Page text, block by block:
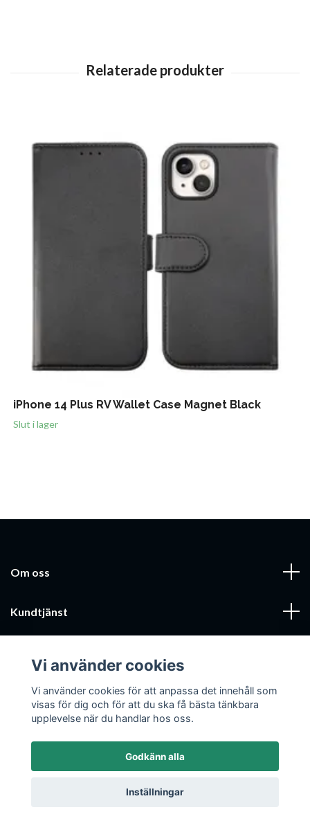
iPhone 14 Plus RV Wallet Case Magnet Black
Slut i lager
Om oss
Kundtjänst
Sociala medier
© 2026 Mobilcenter Jönköping AB
Vi använder cookies
Vi använder cookies för att anpassa det innehåll som
visas för dig och för att du ska få bästa tänkbara
upplevelse när du handlar hos oss.
Godkänn alla
Inställningar